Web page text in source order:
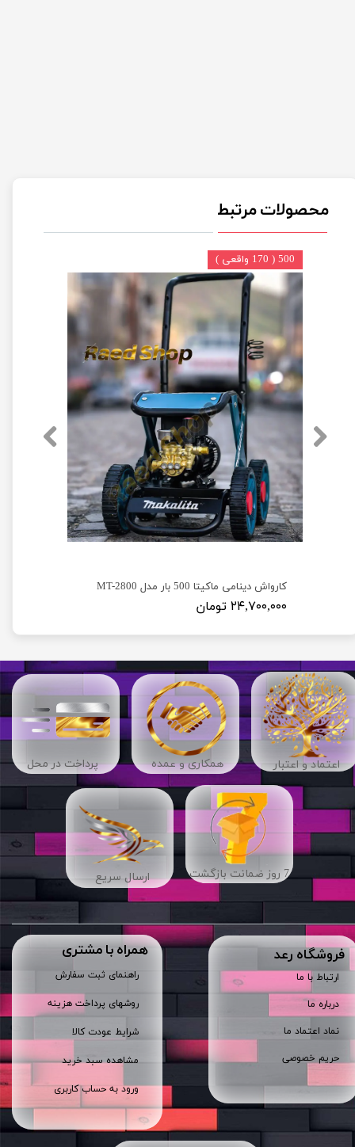
محصولات مرتبط
کارواش دینامی ماکیتا 500 بار مدل MT-2800
۲۴,۷۰۰,۰۰۰ تومان
500 ( 170 واقعی )
ارسال سریع
​فروشگاه رعد
ارتباط با ما
درباره ما
نماد اعتماد ما
حریم خصوصی
همراه با مشتری
راهنمای ثبت سفارش
روشهای پرداخت هزینه
شرایط عودت کالا
مشاهده سبد خرید
ورود به حساب کاربری
اعتماد و اعتبار
7 روز ضمانت بازگشت
پرداخت در محل ​​همکاری و عمده